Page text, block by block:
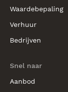
Waardebepaling
Verhuur
Bedrijven
Snel naar
Aanbod